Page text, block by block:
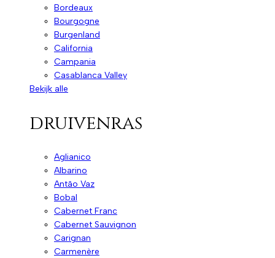
Bordeaux
Bourgogne
Burgenland
California
Campania
Casablanca Valley
Bekijk alle
druivenras
Aglianico
Albarino
Antão Vaz
Bobal
Cabernet Franc
Cabernet Sauvignon
Carignan
Carmenère